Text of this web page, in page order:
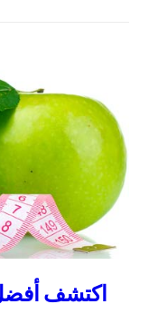
اكتشف